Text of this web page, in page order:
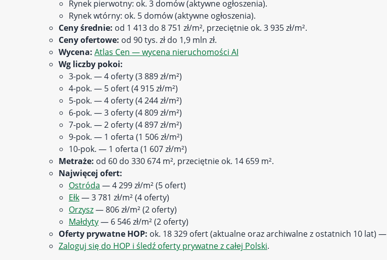
Rynek pierwotny: ok. 3 domów (aktywne ogłoszenia).
Rynek wtórny: ok. 5 domów (aktywne ogłoszenia).
Ceny średnie: od 1 413 do 8 751 zł/m², przeciętnie ok. 3 935 zł/m².
Ceny ofertowe: od 90 tys. zł do 1,9 mln zł.
Wycena: Atlas Cen — wycena nieruchomości AI
Wg liczby pokoi:
3-pok. — 4 oferty (3 889 zł/m²)
4-pok. — 5 ofert (4 915 zł/m²)
5-pok. — 4 oferty (4 244 zł/m²)
6-pok. — 3 oferty (4 809 zł/m²)
7-pok. — 2 oferty (4 897 zł/m²)
9-pok. — 1 oferta (1 506 zł/m²)
10-pok. — 1 oferta (1 607 zł/m²)
Metraże: od 60 do 330 674 m², przeciętnie ok. 14 659 m².
Najwięcej ofert:
Ostróda — 4 299 zł/m² (5 ofert)
Ełk— 3 781 zł/m² (4 oferty)
Orzysz— 806 zł/m² (2 oferty)
Małdyty— 6 546 zł/m² (2 oferty)
Oferty prywatne HOP: ok. 18 329 ofert (aktualne oraz archiwalne z ostatnich 10 lat) —
Zaloguj się do HOP i śledź oferty prywatne z całej Polski.